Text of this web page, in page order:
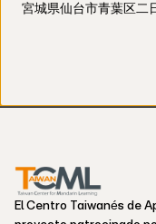
宮城県仙台市青葉区二
El Centro Taiwanés de